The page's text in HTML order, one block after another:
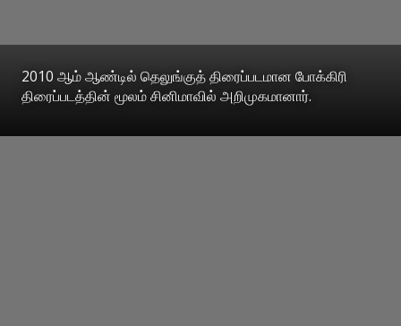
2010 ஆம் ஆண்டில் தெலுங்குத் திரைப்படமான போக்கிரி
திரைப்படத்தின் மூலம் சினிமாவில் அறிமுகமானார்.